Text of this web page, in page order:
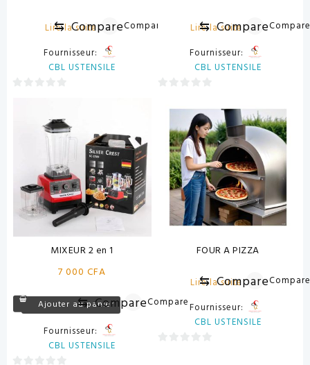
Lire la suite
⇆ CompareCompare
Fournisseur:
CBL USTENSILE
Lire la suite
⇆ Compare
Fournisseur:
CBL USTENSILE
sur
MIXEUR 2 en 1
7 000CFA
Ajouter au panier
⇆ CompareCompare
Fournisseur:
CBL USTENSILE
FOUR A PIZZA
Lire la suite
⇆ Compare
Fournisseur:
CBL USTENSILE